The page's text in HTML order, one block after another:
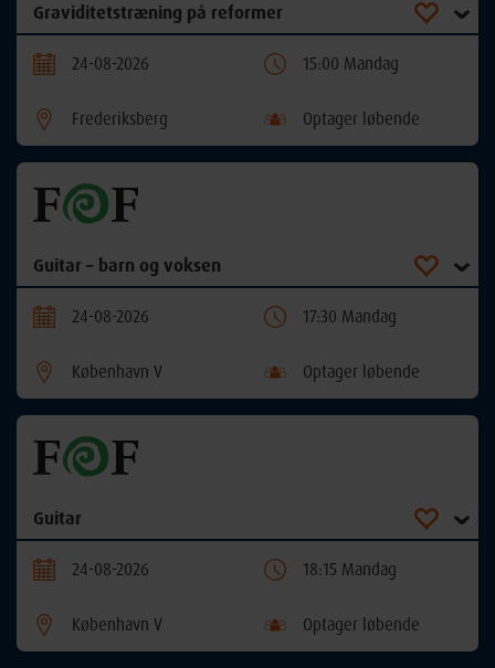
Graviditetstræning på reformer
24-08-2026 15:00 Mandag
Frederiksberg Optager løbende
Guitar – barn og voksen
24-08-2026 17:30 Mandag
København V Optager løbende
Guitar
24-08-2026 18:15 Mandag
København V Optager løbende